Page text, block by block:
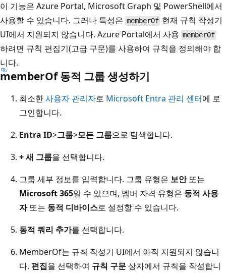
이 기능은 Azure Portal, Microsoft Graph 및 PowerShell에서
사용할 수 있습니다. 그러나 특성은 memberOf 현재 규칙 작성기
UI에서 지원되지 않습니다. Azure Portal에서 사용 memberOf
하려면 규칙 편집기(고급 구문)를 사용하여 규칙을 정의해야 합
니다.
memberOf 동적 그룹 생성하기
최소한사용자 관리자로 Microsoft Entra 관리 센터에 로
그인합니다.
Entra ID>그룹>모든 그룹으로 탐색합니다.
+ 새 그룹을 선택합니다.
그룹 세부 정보를 입력합니다. 그룹 유형은 보안또는
Microsoft 365일 수 있으며, 멤버 자격 유형은 동적 사용
자또는 동적 디바이스로 설정할 수 있습니다.
동적 쿼리 추가를 선택합니다.
MemberOf는 규칙 작성기 UI에서 아직 지원되지 않습니
다. 편집을 선택하여 규칙 구문상자에서 규칙을 작성합니